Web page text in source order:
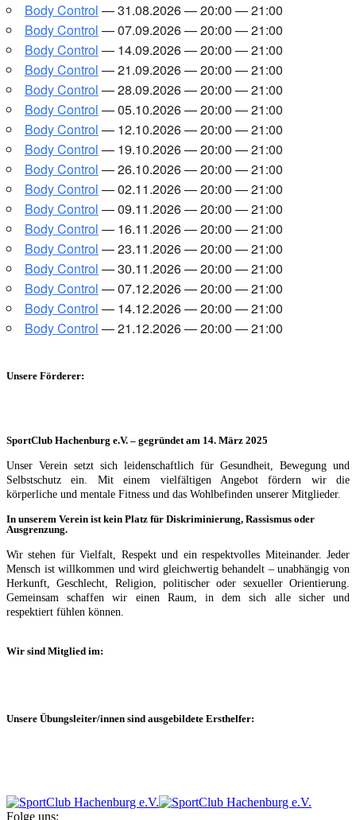
Body Con­trol — 31.08.2026 — 20:00 — 21:00
Body Con­trol — 07.09.2026 — 20:00 — 21:00
Body Con­trol — 14.09.2026 — 20:00 — 21:00
Body Con­trol — 21.09.2026 — 20:00 — 21:00
Body Con­trol — 28.09.2026 — 20:00 — 21:00
Body Con­trol — 05.10.2026 — 20:00 — 21:00
Body Con­trol — 12.10.2026 — 20:00 — 21:00
Body Con­trol — 19.10.2026 — 20:00 — 21:00
Body Con­trol — 26.10.2026 — 20:00 — 21:00
Body Con­trol — 02.11.2026 — 20:00 — 21:00
Body Con­trol — 09.11.2026 — 20:00 — 21:00
Body Con­trol — 16.11.2026 — 20:00 — 21:00
Body Con­trol — 23.11.2026 — 20:00 — 21:00
Body Con­trol — 30.11.2026 — 20:00 — 21:00
Body Con­trol — 07.12.2026 — 20:00 — 21:00
Body Con­trol — 14.12.2026 — 20:00 — 21:00
Body Con­trol — 21.12.2026 — 20:00 — 21:00
Unsere Förderer:
SportClub Hachenburg e.V. – gegründet am 14. März 2025
Unser Verein setzt sich leidenschaftlich für Gesundheit, Bewegung und
Selbstschutz ein. Mit einem vielfältigen Angebot fördern wir die
körperliche und mentale Fitness und das Wohlbefinden unserer Mitglieder.
In unserem Verein ist kein Platz für Diskriminierung, Rassismus oder
Ausgrenzung.
Wir stehen für Vielfalt, Respekt und ein respektvolles Miteinander. Jeder
Mensch ist willkommen und wird gleichwertig behandelt – unabhängig von
Herkunft, Geschlecht, Religion, politischer oder sexueller Orientierung.
Gemeinsam schaffen wir einen Raum, in dem sich alle sicher und
respektiert fühlen können.
Wir sind Mitglied im:
Unsere Übungsleiter/innen sind ausgebildete Ersthelfer:
Folge uns: